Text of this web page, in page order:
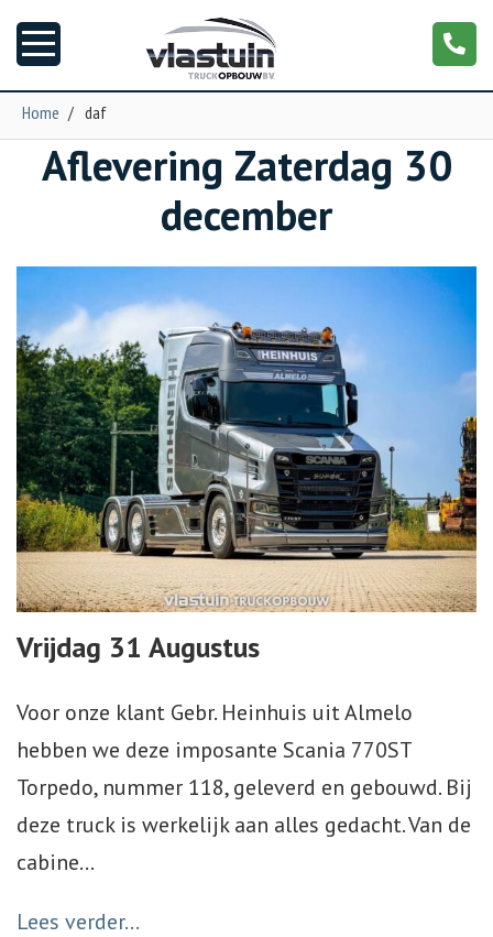
Nieuws
Trailers
Torpedo
NGS XXL
Webshop
Te Koop
Miniatuur
Vacatures
Home / daf
Aflevering Zaterdag 30
december
Vrijdag 31 Augustus
Voor onze klant Gebr. Heinhuis uit Almelo
hebben we deze imposante Scania 770ST
Torpedo, nummer 118, geleverd en gebouwd. Bij
deze truck is werkelijk aan alles gedacht. Van de
cabine…
Lees verder...